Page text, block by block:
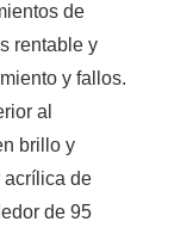
de
rentable y
y fallos.
al
brillo y
acrílica de
de 95